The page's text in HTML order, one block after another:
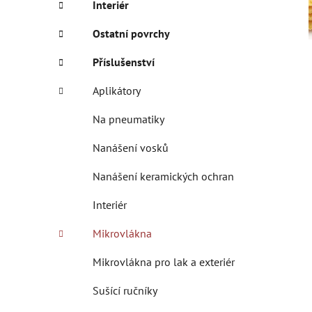
a
e
l
Interiér
Ostatní povrchy
Příslušenství
Aplikátory
Na pneumatiky
Nanášení vosků
Nanášení keramických ochran
Interiér
Mikrovlákna
Mikrovlákna pro lak a exteriér
Sušící ručníky